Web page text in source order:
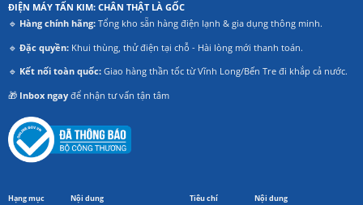
ĐIỆN MÁY TẤN KIM: CHÂN THẬT LÀ GỐC
🔹 Hàng chính hãng:Tổng kho sẵn hàng điện lạnh & gia dụng thông minh.
🔹 Đặc quyền:Khui thùng, thử điện tại chỗ - Hài lòng mới thanh toán.
🔹 Kết nối toàn quốc:Giao hàng thần tốc từ Vĩnh Long/Bến Tre đi khắp cả nước.
🎁 Inbox ngayđể nhận tư vấn tận tâm
Hạng mục Nội dung Tiêu chí Nội dung